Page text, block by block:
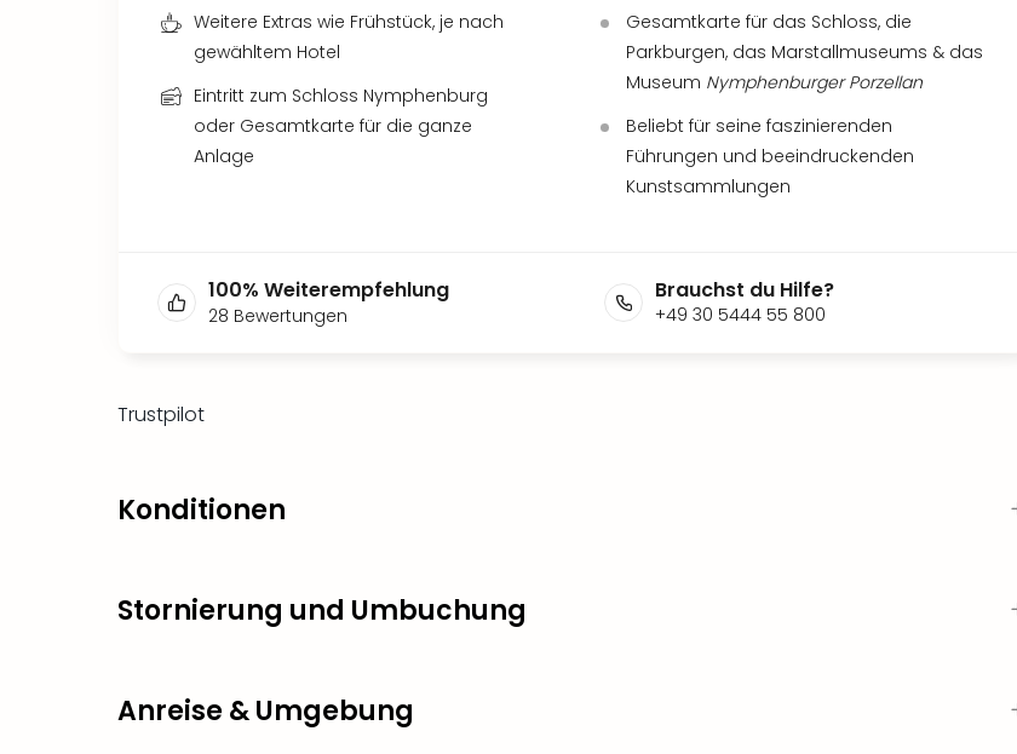
Weitere Extras wie Frühstück, je nach
gewähltem Hotel
Eintritt zum Schloss Nymphenburg
oder Gesamtkarte für die ganze
Anlage
Gesamtkarte für das Schloss, die
Parkburgen, das Marstallmuseums & das
Museum Nymphenburger Porzellan
Beliebt für seine faszinierenden
Führungen und beeindruckenden
Kunstsammlungen
100% Weiterempfehlung
28 Bewertungen
Brauchst du Hilfe?
+49 30 5444 55 800
Trustpilot
Konditionen
Stornierung und Umbuchung
Anreise & Umgebung